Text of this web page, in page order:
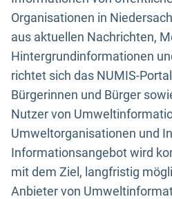
Organisationen in
aus aktuellen Nachrichten,
Hintergrundinformationen
richtet sich das NUMIS-
Bürgerinnen und Bürger
Nutzer von
Umweltorganisationen und
Informationsangebot wird
mit dem Ziel, langfristig
Anbieter von